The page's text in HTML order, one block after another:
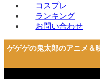
コスプレ
ランキング
お問い合わせ
ゲゲゲの鬼太郎のアニメ＆